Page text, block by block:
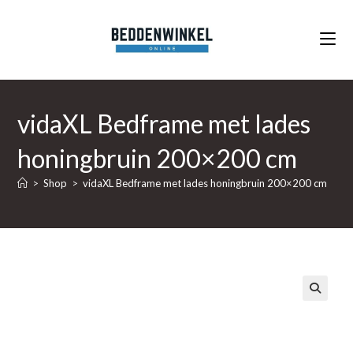
vidaXL Bedframe met lades
honingbruin 200×200 cm
> Shop > vidaXL Bedframe met lades honingbruin 200×200 cm